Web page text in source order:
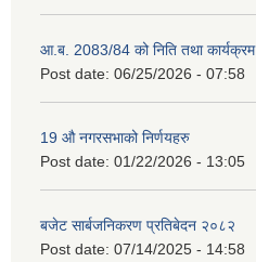
आ.ब. 2083/84 को निति तथा कार्यक्रम
Post date: 06/25/2026 - 07:58
19 औ नगरसभाको निर्णयहरु
Post date: 01/22/2026 - 13:05
बजेट सार्बजनिकरण प्रतिबेदन २०८२
Post date: 07/14/2025 - 14:58